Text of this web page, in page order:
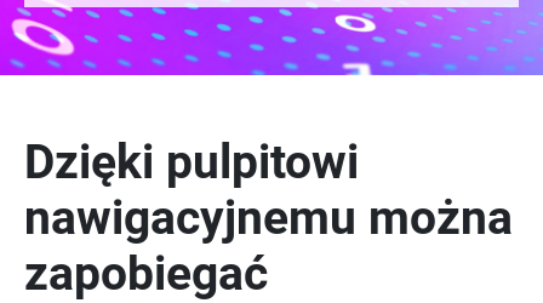
Dzięki pulpitowi
nawigacyjnemu można
zapobiegać